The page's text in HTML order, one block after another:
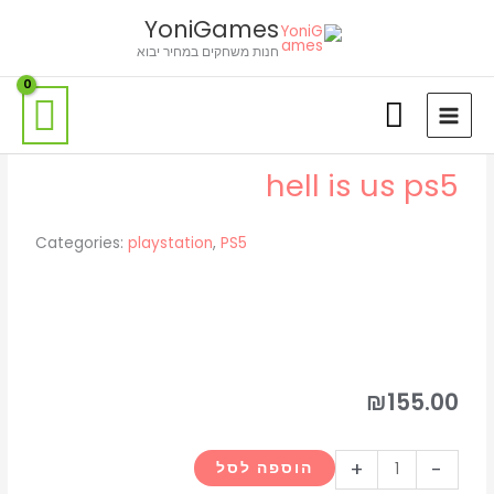
YoniGames
חנות משחקים במחיר יבוא
hell is us ps5
Categories: playstation,PS5
₪155.00
-
+ הוספה לסל